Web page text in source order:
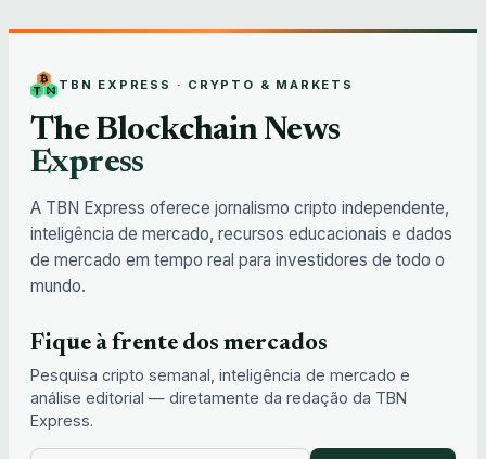
TBN EXPRESS · CRYPTO & MARKETS
The Blockchain News
Express
A TBN Express oferece jornalismo cripto independente,
inteligência de mercado, recursos educacionais e dados
de mercado em tempo real para investidores de todo o
mundo.
Fique à frente dos mercados
Pesquisa cripto semanal, inteligência de mercado e
análise editorial — diretamente da redação da TBN
Express.